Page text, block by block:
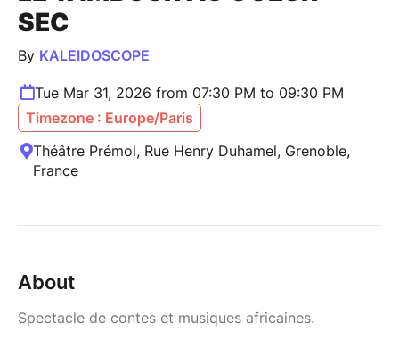
SEC
By KALEIDOSCOPE
Tue Mar 31, 2026 from 07:30 PM to 09:30 PM
Timezone : Europe/Paris
Théâtre Prémol, Rue Henry Duhamel, Grenoble,
France
About
Spectacle de contes et musiques africaines.